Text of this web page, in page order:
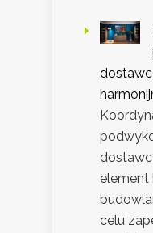
element
celu